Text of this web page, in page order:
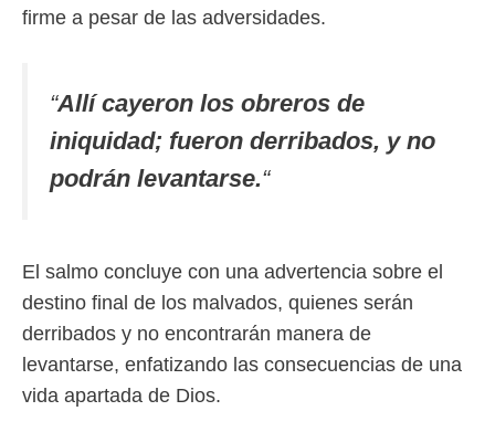
firme a pesar de las adversidades.
“Allí cayeron los obreros de
iniquidad; fueron derribados, y no
podrán levantarse.“
El salmo concluye con una advertencia sobre el
destino final de los malvados, quienes serán
derribados y no encontrarán manera de
levantarse, enfatizando las consecuencias de una
vida apartada de Dios.